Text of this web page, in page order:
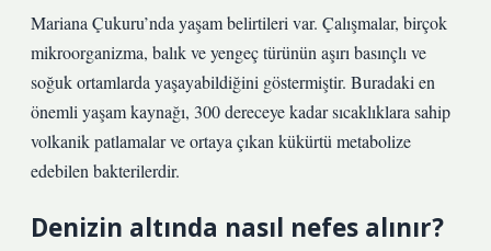
Mariana Çukuru’nda yaşam belirtileri var. Çalışmalar, birçok
mikroorganizma, balık ve yengeç türünün aşırı basınçlı ve
soğuk ortamlarda yaşayabildiğini göstermiştir. Buradaki en
önemli yaşam kaynağı, 300 dereceye kadar sıcaklıklara sahip
volkanik patlamalar ve ortaya çıkan kükürtü metabolize
edebilen bakterilerdir.
Denizin altında nasıl nefes alınır?